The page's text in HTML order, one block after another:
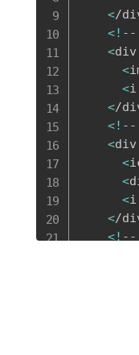
</
<! --
<
<
<i
</
<! --
<
<
<
<i
</
<! --